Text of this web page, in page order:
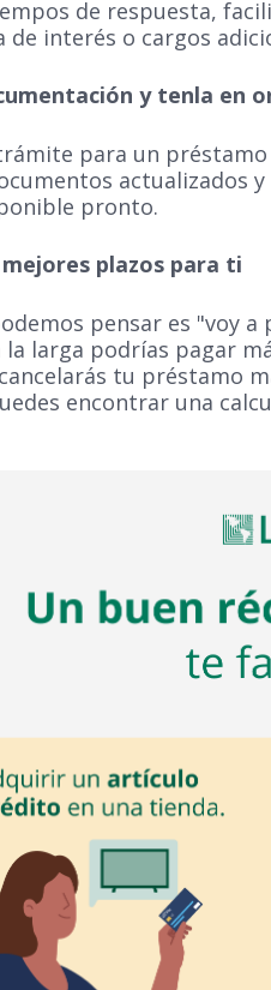
de respuesta,
de interés o cargos
y tenla en
para un
actualizados
pronto.
plazos para ti
pensar es "voy
larga podrías pagar
tu préstamo
encontrar una